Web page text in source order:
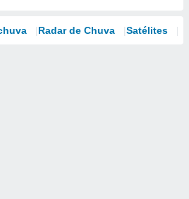
Radar de Chuva Satélites